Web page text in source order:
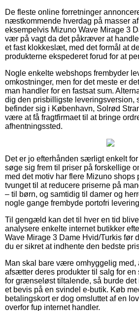
De fleste online forretninger
næstkommende hverdag på masser
eksempelvis Mizuno Wave Mirage 3
vær på vagt da det påkræver at
et fast klokkeslæt, med det formål at
produkterne ekspederet forud for at
Nogle enkelte webshops frembyder
omkostninger, men for det meste er
man handler for en fastsat sum.
dig den prisbilligste leveringsversion,
befinder sig i København, Solrød
være at få fragtfirmaet til at bringe
afhentningssted.
Det er jo efterhånden særligt enkelt
søge sig frem til priser på forskellige
med det motiv har flere Mizuno shops
tvunget til at reducere priserne på
– til børn, og samtidig til damer og
nogle gange frembyde portofri
Til gengæld kan det til hver en tid
analysere enkelte internet butikker
Wave Mirage 3 Dame Hvid/Turkis før
du er sikret at indhente den bedste
Man skal bare være omhyggelig med,
afsætter deres produkter til salg for en
for grænseløst tiltalende, så burde
et bevis på en svindel e-butik. Køb
betalingskort er dog omsluttet af en
overfor fup internet handler.